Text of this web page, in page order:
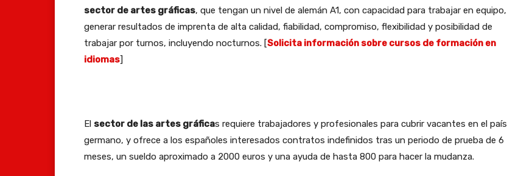
sector de artes gráficas, que tengan un nivel de alemán A1, con capacidad para trabajar en equipo,
generar resultados de imprenta de alta calidad, fiabilidad, compromiso, flexibilidad y posibilidad de
trabajar por turnos, incluyendo nocturnos. [Solicita información sobre cursos de formación en
idiomas]
El sector de las artes gráficas requiere trabajadores y profesionales para cubrir vacantes en el país
germano, y ofrece a los españoles interesados contratos indefinidos tras un periodo de prueba de 6
meses, un sueldo aproximado a 2000 euros y una ayuda de hasta 800 para hacer la mudanza.